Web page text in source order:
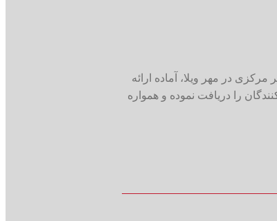
در مهر ویلا، آماده ارائه
حقوق مصرف کنندگان را دریافت نموده و همواره